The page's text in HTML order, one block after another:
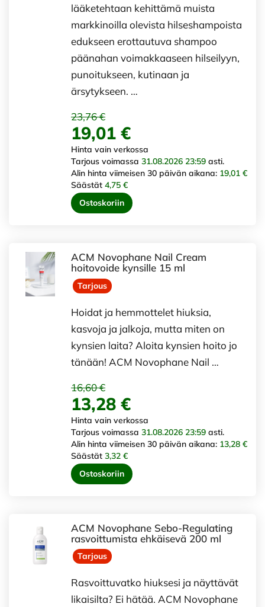
lääketehtaan kehittämä muista
markkinoilla olevista hilseshampoista
edukseen erottautuva shampoo
päänahan voimakkaaseen hilseilyyn,
punoitukseen, kutinaan ja
ärsytykseen. …
23,76 €
19,01 €
Hinta vain verkossa
Tarjous voimassa 31.08.2026 23:59 asti.
Alin hinta viimeisen 30 päivän aikana: 19,01 €
Säästät 4,75 €
Ostoskoriin
ACM Novophane Nail Cream
hoitovoide kynsille 15 ml
Tarjous
Hoidat ja hemmottelet hiuksia,
kasvoja ja jalkoja, mutta miten on
kynsien laita? Aloita kynsien hoito jo
tänään! ACM Novophane Nail …
16,60 €
13,28 €
Hinta vain verkossa
Tarjous voimassa 31.08.2026 23:59 asti.
Alin hinta viimeisen 30 päivän aikana: 13,28 €
Säästät 3,32 €
Ostoskoriin
ACM Novophane Sebo-Regulating
rasvoittumista ehkäisevä 200 ml
Tarjous
Rasvoittuvatko hiuksesi ja näyttävät
likaisilta? Ei hätää. ACM Novophane